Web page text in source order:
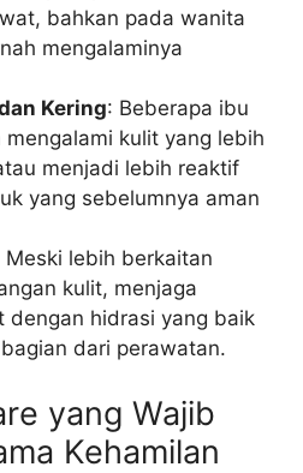
bahkan pada wanita
mengalaminya
Kering: Beberapa ibu
mengalami kulit yang lebih
menjadi lebih reaktif
yang sebelumnya aman
Meski lebih berkaitan
kulit, menjaga
dengan hidrasi yang baik
dari perawatan.
yang Wajib
Kehamilan